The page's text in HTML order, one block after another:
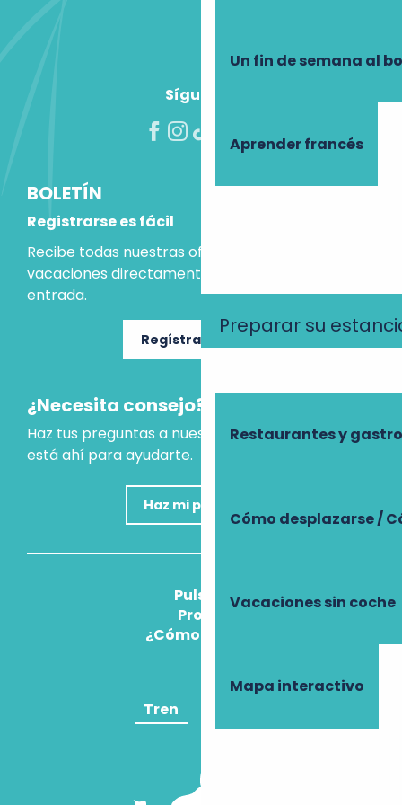
Un fin de semana al
Aprender francés
Preparar su
Restaurantes y
Cómo desplazarse /
Vacaciones sin coche
Mapa interactivo
Síguenos
BOLETÍN
Registrarse es fácil
Recibe todas nuestras ofertas e ideas para las
vacaciones directamente en tu bandeja de
entrada.
Regístrate ahora
¿Necesita consejo?
Haz tus preguntas a nuestro asistente virtual, que
está ahí para ayudarte.
Haz mi pregunta
Pulse
Pros
¿Cómo llegar?
Tren